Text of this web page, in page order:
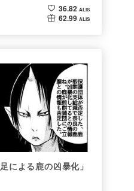
36.82 ALIS
62.99 ALIS
による鹿の凶暴化」